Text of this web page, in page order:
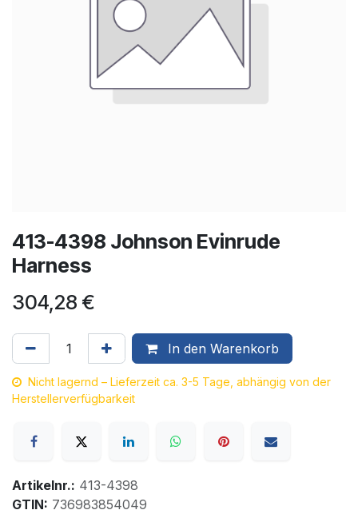
413-4398 Johnson Evinrude
Harness
304,28 €
In den Warenkorb
Nicht lagernd – Lieferzeit ca. 3-5 Tage, abhängig von der
Herstellerverfügbarkeit
Artikelnr.: 413-4398
GTIN: 736983854049